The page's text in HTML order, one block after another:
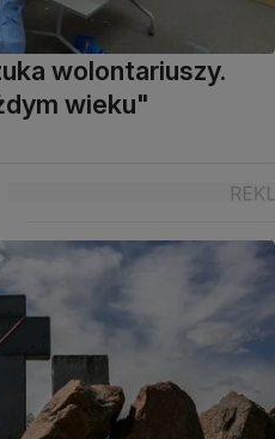
wolontariuszy.
wieku"